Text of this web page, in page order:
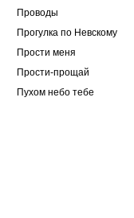
Проводы
Прогулка по Невскому
Прости меня
Прости-прощай
Пухом небо тебе